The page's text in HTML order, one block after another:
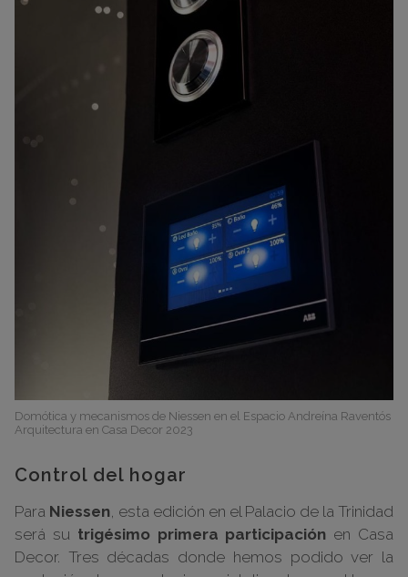
Domótica y mecanismos de Niessen en el Espacio Andreína Raventós
Arquitectura en Casa Decor 2023
Control del hogar
Para Niessen, esta edición en el Palacio de la Trinidad
será su trigésimo primera participación en Casa
Decor. Tres décadas donde hemos podido ver la